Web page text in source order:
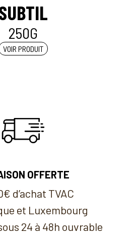
250G
VOIR PRODUIT
OFFERTE
d’achat TVAC
et Luxembourg
24 à 48h ouvrable